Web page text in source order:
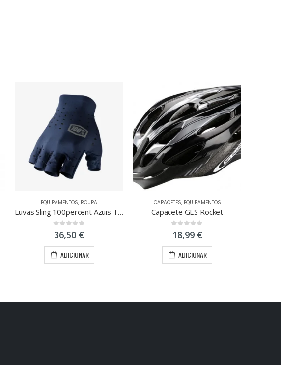
EQUIPAMENTOS, ROUPA
Luvas Sling 100percent Azuis Tamanho XL
0out of 5
36,50 €
ADICIONAR
CAPACETES, EQUIPAMENTOS
Capacete GES Rocket
0out of 5
18,99 €
ADICIONAR